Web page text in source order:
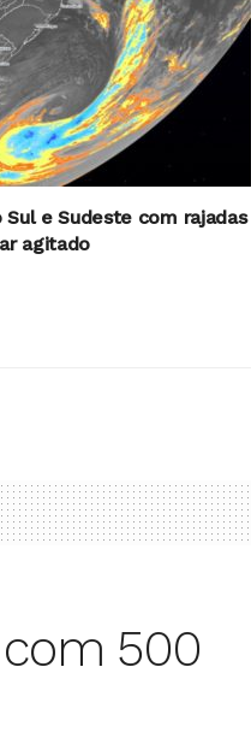
e Sudeste com rajadas
agitado
500